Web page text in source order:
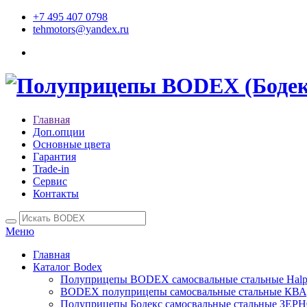
+7 495 407 0798
tehmotors@yandex.ru
Главная
Доп.опции
Основные цвета
Гарантия
Trade-in
Сервис
Контакты
Меню
Главная
Каталог Bodex
Полуприцепы BODEX самосвальные стальные
BODEX полуприцепы самосвальные стальные
Полуприцепы Бодекс самосвальные стальные